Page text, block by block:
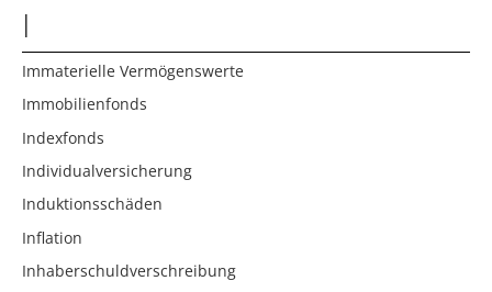
I
Immaterielle Vermögenswerte
Immobilienfonds
Indexfonds
Individualversicherung
Induktionsschäden
Inflation
Inhaberschuldverschreibung